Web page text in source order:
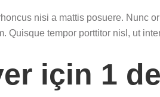
nisi a mattis posuere. Nunc
tempor porttitor nisl, ut
için 1